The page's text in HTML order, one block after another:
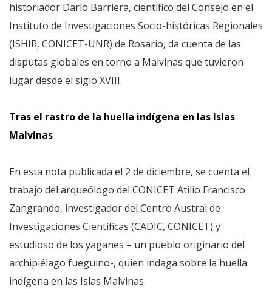
historiador Darío Barriera, científico del Consejo en el
Instituto de Investigaciones Socio-históricas Regionales
(ISHIR, CONICET-UNR) de Rosario, da cuenta de las
disputas globales en torno a Malvinas que tuvieron
lugar desde el siglo XVIII.
Tras el rastro de la huella indígena en las Islas
Malvinas
En esta nota publicada el 2 de diciembre, se cuenta el
trabajo del arqueólogo del CONICET Atilio Francisco
Zangrando, investigador del Centro Austral de
Investigaciones Científicas (CADIC, CONICET) y
estudioso de los yaganes – un pueblo originario del
archipiélago fueguino-, quien indaga sobre la huella
indígena en las Islas Malvinas.